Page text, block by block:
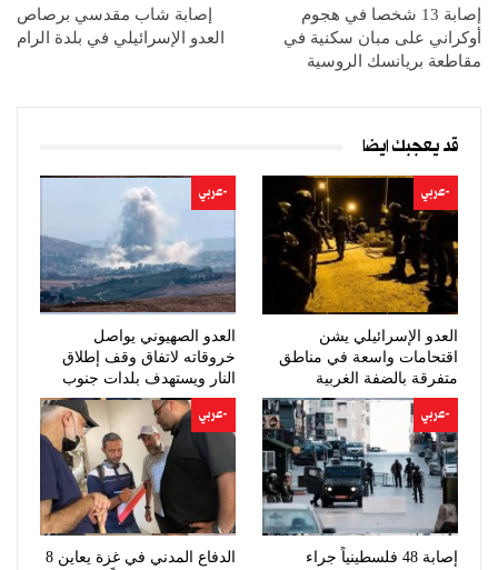
إصابة 13 شخصا في هجوم
أوكراني على مبان سكنية في
مقاطعة بريانسك الروسية
إصابة شاب مقدسي برصاص
العدو الإسرائيلي في بلدة الرام
قد يعجبك ايضا
-عربي
العدو الإسرائيلي يشن
اقتحامات واسعة في مناطق
متفرقة بالضفة الغربية
-عربي
العدو الصهيوني يواصل
خروقاته لاتفاق وقف إطلاق
النار ويستهدف بلدات جنوب
لبنان
-عربي
إصابة 48 فلسطينياً جراء
-عربي
الدفاع المدني في غزة يعاين 8